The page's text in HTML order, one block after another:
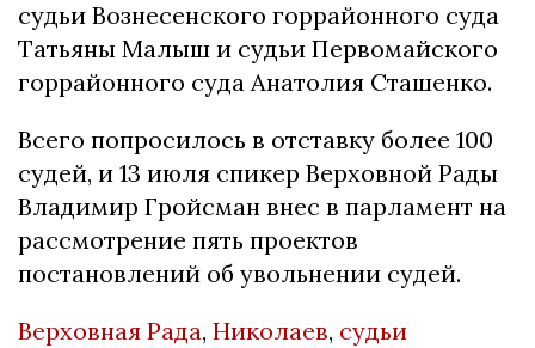
судьи Вознесенского горрайонного суда
Татьяны Малыш и судьи Первомайского
горрайонного суда Анатолия Сташенко.
Всего попросилось в отставку более 100
судей, и 13 июля спикер Верховной Рады
Владимир Гройсман внес в парламент на
рассмотрение пять проектов
постановлений об увольнении судей.
Верховная Рада, Николаев, судьи